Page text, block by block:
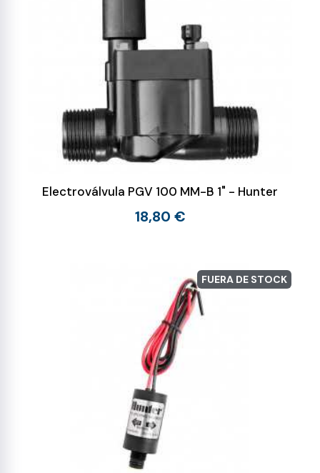
Electroválvula PGV 100 MM-B 1" - Hunter
18,80 €
FUERA DE STOCK